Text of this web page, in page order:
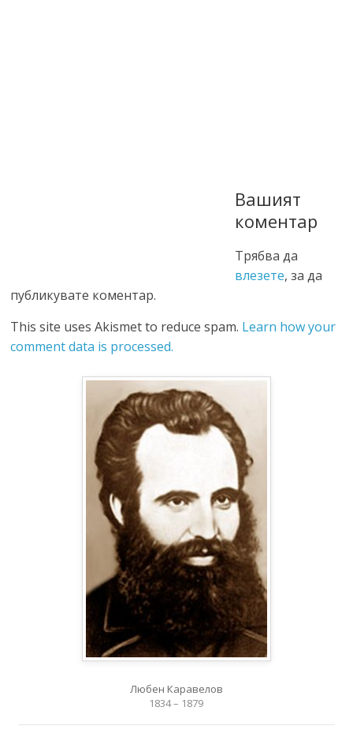
Вашият
коментар
Трябва да
влезете, за да
публикувате коментар.
This site uses Akismet to reduce spam. Learn how your
comment data is processed.
Любен Каравелов
1834 – 1879